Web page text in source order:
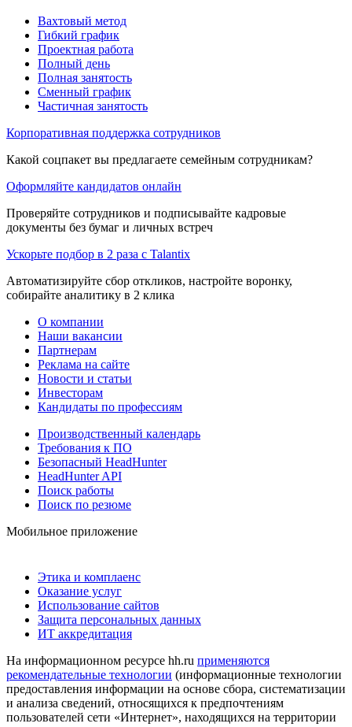
Вахтовый метод
Гибкий график
Проектная работа
Полный день
Полная занятость
Сменный график
Частичная занятость
Корпоративная поддержка сотрудников
Какой соцпакет вы предлагаете семейным сотрудникам?
Оформляйте кандидатов онлайн
Проверяйте сотрудников и подписывайте кадровые
документы без бумаг и личных встреч
Ускорьте подбор в 2 раза с Talantix
Автоматизируйте сбор откликов, настройте воронку,
собирайте аналитику в 2 клика
О компании
Наши вакансии
Партнерам
Реклама на сайте
Новости и статьи
Инвесторам
Кандидаты по профессиям
Производственный календарь
Требования к ПО
Безопасный HeadHunter
HeadHunter API
Поиск работы
Поиск по резюме
Мобильное приложение
Этика и комплаенс
Оказание услуг
Использование сайтов
Защита персональных данных
ИТ аккредитация
На информационном ресурсе hh.ru применяются
рекомендательные технологии (информационные технологии
предоставления информации на основе сбора, систематизации
и анализа сведений, относящихся к предпочтениям
пользователей сети «Интернет», находящихся на территории